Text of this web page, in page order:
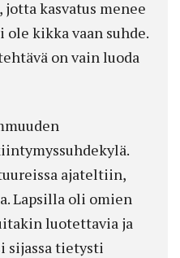
kasvatus menee
ole kikka vaan suhde.
on vain luoda
ajateltiin,
Lapsilla oli omien
luotettavia ja
sijassa tietysti